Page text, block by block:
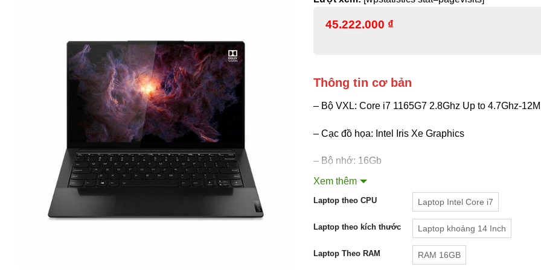
45.222.000 ₫
Thông tin cơ bản
– Bộ VXL: Core i7 1165G7 2.8Ghz Up to 4.7Ghz-
– Cạc đồ họa: Intel Iris Xe Graphics
– Bộ nhớ: 16Gb
– Hệ điều hành: Windows 10 Home
Xem thêm
Laptop theo CPU Laptop Intel Core i7
Laptop theo kích thước Laptop khoảng 14 Inch
Laptop Theo RAM RAM 16GB